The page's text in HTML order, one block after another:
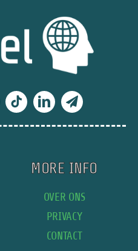
MORE INFO
OVER ONS
PRIVACY
CONTACT